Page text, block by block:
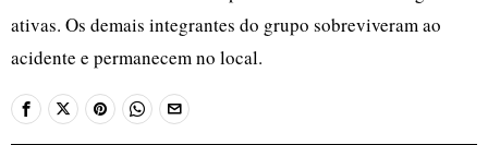
ativas. Os demais integrantes do grupo sobreviveram ao
acidente e permanecem no local.